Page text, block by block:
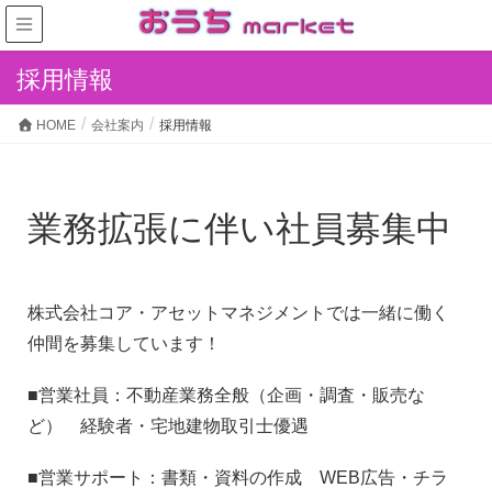
採用情報
HOME 会社案内 採用情報
業務拡張に伴い社員募集中
株式会社コア・アセットマネジメントでは一緒に働く
仲間を募集しています！
■営業社員：不動産業務全般（企画・調査・販売な
ど） 経験者・宅地建物取引士優遇
■営業サポート：書類・資料の作成 WEB広告・チラ